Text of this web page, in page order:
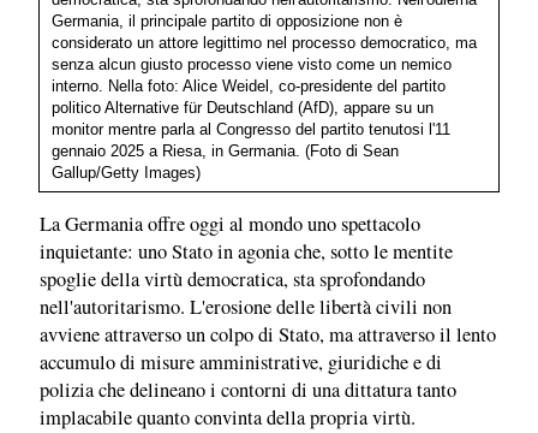
Germania, il principale partito di opposizione non è
considerato un attore legittimo nel processo democratico, ma
senza alcun giusto processo viene visto come un nemico
interno. Nella foto: Alice Weidel, co-presidente del partito
politico Alternative für Deutschland (AfD), appare su un
monitor mentre parla al Congresso del partito tenutosi l'11
gennaio 2025 a Riesa, in Germania. (Foto di Sean
Gallup/Getty Images)
La Germania offre oggi al mondo uno spettacolo
inquietante: uno Stato in agonia che, sotto le mentite
spoglie della virtù democratica, sta sprofondando
nell'autoritarismo. L'erosione delle libertà civili non
avviene attraverso un colpo di Stato, ma attraverso il lento
accumulo di misure amministrative, giuridiche e di
polizia che delineano i contorni di una dittatura tanto
implacabile quanto convinta della propria virtù.